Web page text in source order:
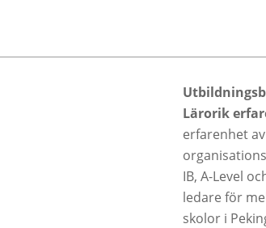
Lärorik
erfarenhet
IB, A-Level
ledare för
skolor i